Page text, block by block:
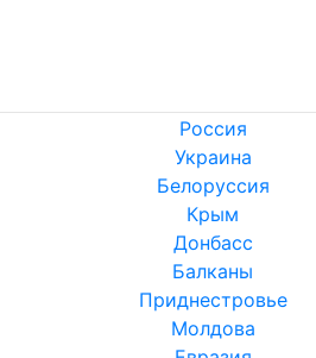
Россия
Украина
Белоруссия
Крым
Донбасс
Балканы
Приднестровье
Молдова